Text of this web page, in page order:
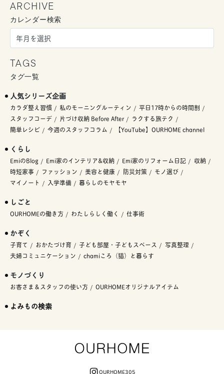
ARCHIVE
カレンダー検索
TAGS
タグ一覧
人気シリーズ企画
カラダ整え習慣 私のモーニングルーティン
平日17時からの時間割
スタッフコーデ
片づけ収納 Before After
ラクする旅テク
簡単レシピ
今週のスタッフコラム 【YouTube】OURHOME channel
くらし
EmiのBlog Emi家のインテリア&収納 Emi家のリフォーム日記
収納
時短家事
ファッション 美容と健康 防災対策
モノ選び
マイノート
入学準備 暮らしのモヤモヤ
しごと
OURHOMEの働き方 わたしらしく働く 仕事術
かぞく
子育て おかたづけ育 子ども部屋・子どもスペース
写真整理
夫婦コミュニケーション
chamiころ（猫）と暮らす
モノづくり
お客さま＆スタッフの使い方 OURHOMEオリジナルアイテム
よみもの検索
OURHOME305